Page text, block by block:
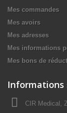
Mes commandes
Mes avoirs
Mes adresses
Mes informations
Mes bons de
Informations
CIR Medical,